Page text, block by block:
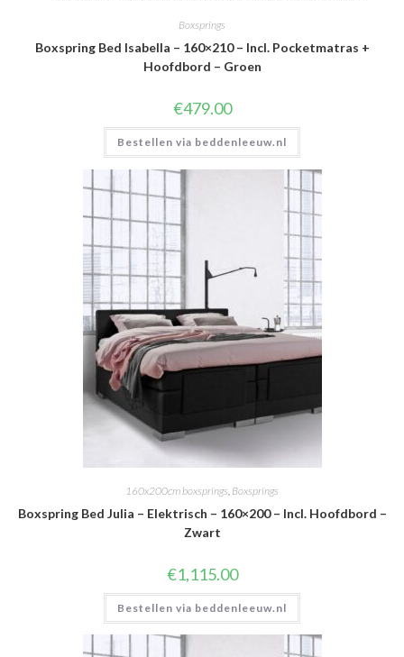
Boxsprings
Boxspring Bed Isabella – 160×210 – Incl. Pocketmatras +
Hoofdbord – Groen
€479.00
Bestellen via beddenleeuw.nl
160x200cm boxsprings Boxsprings
Boxspring Bed Julia – Elektrisch – 160×200 – Incl. Hoofdbord –
Zwart
€1,115.00
Bestellen via beddenleeuw.nl